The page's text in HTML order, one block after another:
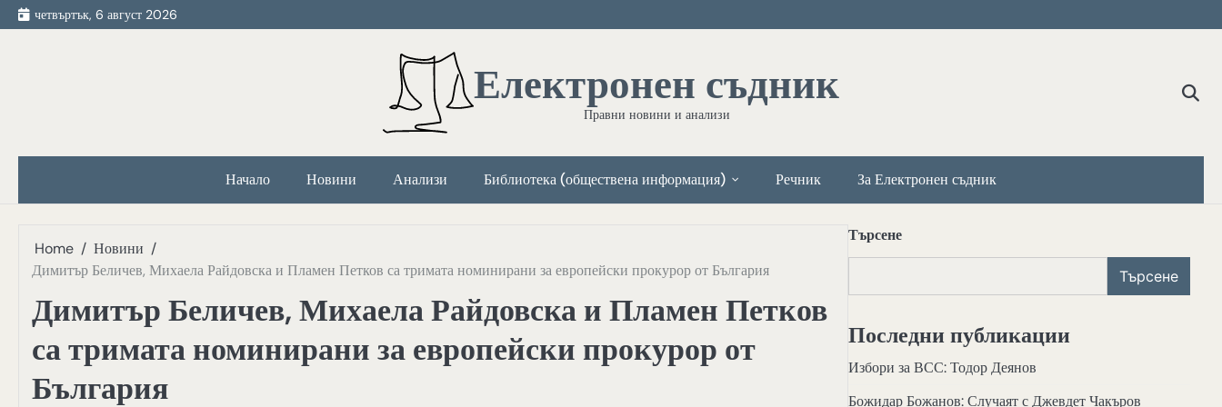
Skip
to
четвъртък, 6 август 2026
Електронен съдник
Правни новини и анализи
Начало Новини Анализи Библиотека (обществена информация) Речник За Електронен съдник
Home
Новини
Димитър Беличев, Михаела Райдовска и Пламен Петков са тримата номинирани за европейски прокурор от България
Димитър Беличев, Михаела Райдовска и Пламен Петков
са тримата номинирани за европейски прокурор от
България
Търсене
Търсене
Последни публикации
Избори за ВСС: Тодор Деянов
Божидар Божанов: Случаят с Джевдет Чакъров